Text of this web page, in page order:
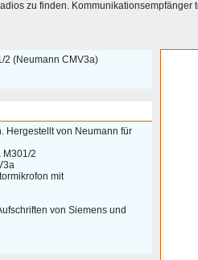
zu finden. Kommunikationsempfänger
2 (Neumann CMV3a)
Hergestellt von Neumann für
M301/2
mit
von Siemens und